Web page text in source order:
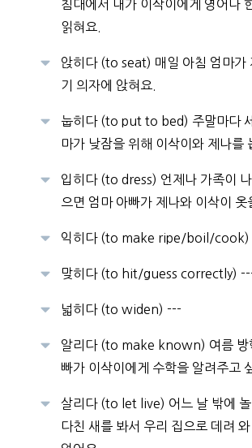
침대에서 내가 이삭이에게 영어나
읽혀요.
앉히다 (to seat) 매일 아침 엄마가
기 의자에 앉혀요.
눕히다 (to put to bed) 주말마다
마가 낮잠을 위해 이삭이와 제나를
입히다 (to dress) 언제나 가족이
으면 엄마 아빠가 제나와 이삭이 옷
익히다 (to make ripe/boil/cook)
맞히다 (to hit/guess correctly)
넓히다 (to widen) ---
알리다 (to make known) 여름 방
빠가 이삭이에게 수학을 알려주고
살리다 (to let live) 어느 날 밖에 놀
다친 새를 봐서 우리 집으로 데려